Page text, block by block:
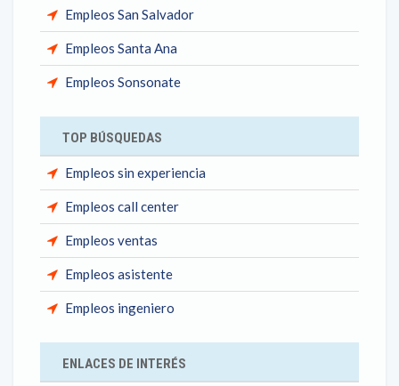
Empleos San Salvador
Empleos Santa Ana
Empleos Sonsonate
TOP BÚSQUEDAS
Empleos sin experiencia
Empleos call center
Empleos ventas
Empleos asistente
Empleos ingeniero
ENLACES DE INTERÉS